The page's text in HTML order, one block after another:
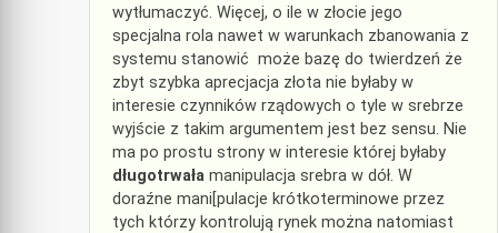
wytłumaczyć. Więcej, o ile w złocie jego
specjalna rola nawet w warunkach zbanowania z
systemu stanowić może bazę do twierdzeń że
zbyt szybka aprecjacja złota nie byłaby w
interesie czynników rządowych o tyle w srebrze
wyjście z takim argumentem jest bez sensu. Nie
ma po prostu strony w interesie której byłaby
długotrwała manipulacja srebra w dół. W
doraźne mani[pulacje krótkoterminowe przez
tych którzy kontrolują rynek można natomiast